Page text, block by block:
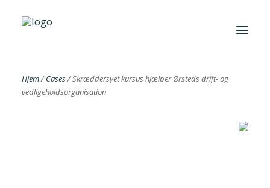
Foreningen
Hjem/Cases/Skræddersyet kursus hjælper Ørsteds drift- og
vedligeholdsorganisation